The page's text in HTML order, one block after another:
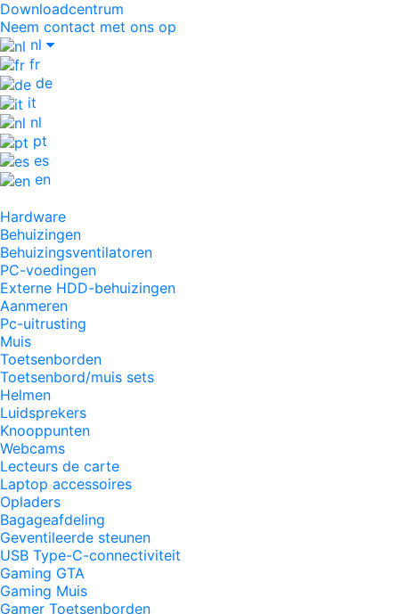
Downloadcentrum
Neem contact met ons op
nl
fr
de
it
nl
pt
es
en
Hardware
Behuizingen
Behuizingsventilatoren
PC-voedingen
Externe HDD-behuizingen
Aanmeren
Pc-uitrusting
Muis
Toetsenborden
Toetsenbord/muis sets
Helmen
Luidsprekers
Knooppunten
Webcams
Lecteurs de carte
Laptop accessoires
Opladers
Bagageafdeling
Geventileerde steunen
USB Type-C-connectiviteit
Gaming GTA
Gaming Muis
Gamer Toetsenborden